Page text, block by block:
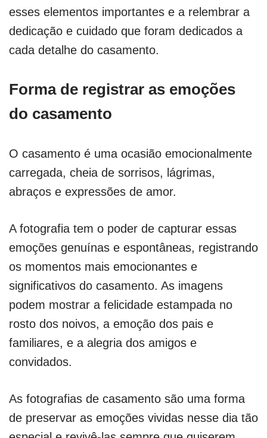
esses elementos importantes e a relembrar a
dedicação e cuidado que foram dedicados a
cada detalhe do casamento.
Forma de registrar as emoções
do casamento
O casamento é uma ocasião emocionalmente
carregada, cheia de sorrisos, lágrimas,
abraços e expressões de amor.
A fotografia tem o poder de capturar essas
emoções genuínas e espontâneas, registrando
os momentos mais emocionantes e
significativos do casamento. As imagens
podem mostrar a felicidade estampada no
rosto dos noivos, a emoção dos pais e
familiares, e a alegria dos amigos e
convidados.
As fotografias de casamento são uma forma
de preservar as emoções vividas nesse dia tão